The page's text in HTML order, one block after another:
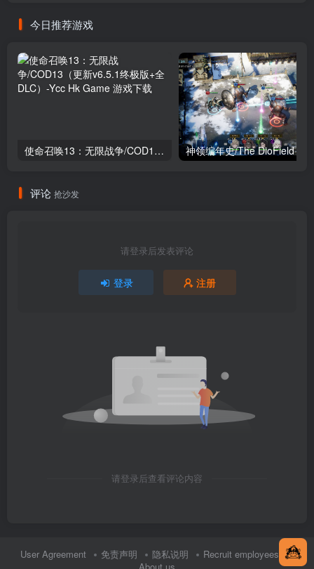
今日推荐游戏
使命召唤13：无限战争/COD13（更新v6.5.1终极版+全DLC）
评论 抢沙发
请登录后发表评论
登录 注册
请登录后查看评论内容
User Agreement 免责声明 隐私说明
Recruit employees